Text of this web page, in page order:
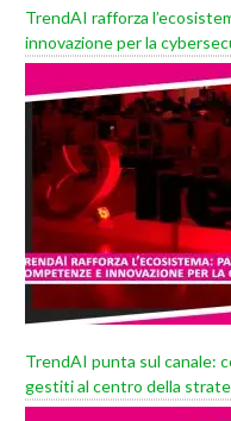
TrendAI rafforza
innovazione per la
TrendAI punta sul canale:
gestiti al centro della